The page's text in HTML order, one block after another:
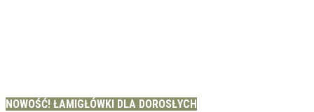
NOWOŚĆ! ŁAMIGŁÓWKI DLA DOROSŁYCH